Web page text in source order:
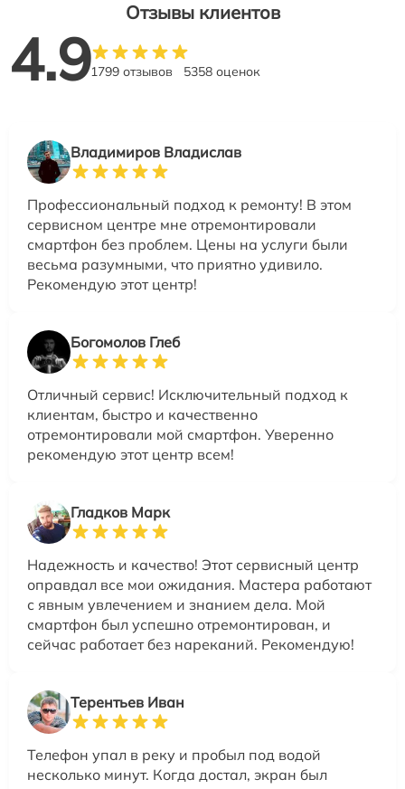
Отзывы клиентов
4.91799 отзывов 5358 оценок
Владимиров Владислав
Профессиональный подход к ремонту! В этом
сервисном центре мне отремонтировали
смартфон без проблем. Цены на услуги были
весьма разумными, что приятно удивило.
Рекомендую этот центр!
Богомолов Глеб
Отличный сервис! Исключительный подход к
клиентам, быстро и качественно
отремонтировали мой смартфон. Уверенно
рекомендую этот центр всем!
Гладков Марк
Надежность и качество! Этот сервисный центр
оправдал все мои ожидания. Мастера работают
с явным увлечением и знанием дела. Мой
смартфон был успешно отремонтирован, и
сейчас работает без нареканий. Рекомендую!
Терентьев Иван
Телефон упал в реку и пробыл под водой
несколько минут. Когда достал, экран был